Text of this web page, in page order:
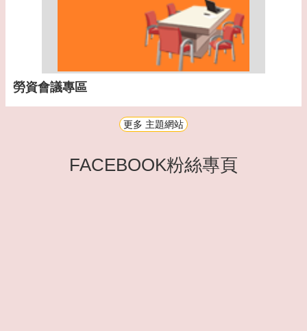
勞資會議專區
更多 主題網站
FACEBOOK粉絲專頁